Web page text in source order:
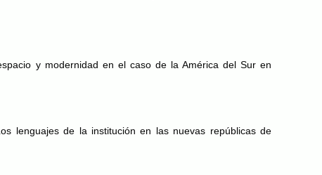
y modernidad en el caso de la América del Sur en
lenguajes de la institución en las nuevas repúblicas de